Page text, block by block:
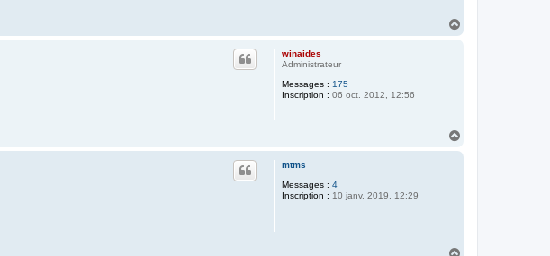
winaides
Administrateur
Messages : 175
Inscription : 06 oct. 2012, 12:56
mtms
Messages : 4
Inscription : 10 janv. 2019, 12:29